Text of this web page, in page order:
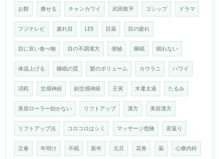
お餅 痩せる チャンカワイ 武田航平 ゴシップ ドラマ
フジテレビ 疲れ目 LED 目薬 目の疲れ
目に良い食べ物 目の不調漢方 便秘 睡眠 眠れない
体温上げる 睡眠の質 髪のボリューム カウラニ ハワイ
消耗 交感神経 副交感神経 壬寅 木運太過 たるみ
美容ローラー効かない リフトアップ 漢方 美容漢方
リフトアップ法 コロコロはシミ マッサージ危険 若返り
立春 年明け 不眠 新年 元旦 花巻 薬 心療内科